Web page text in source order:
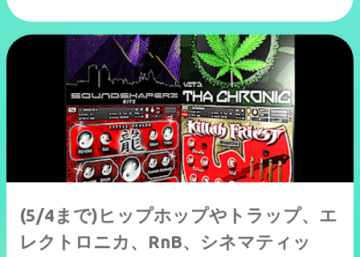
(5/4まで)ヒップホップやトラップ、エ
レクトロニカ、RnB、シネマティッ